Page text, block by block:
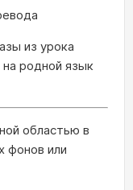
из урока
родной язык
областью в
фонов или